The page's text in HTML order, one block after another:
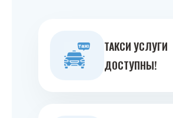
ТАКСИ УСЛУГИ
ДОСТУПНЫ!